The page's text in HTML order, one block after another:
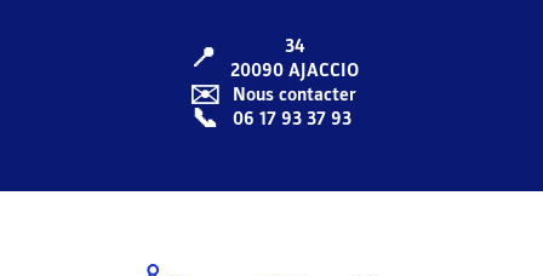
📍
34
20090 AJACCIO
✉️ Nous contacter
📞 06 17 93 37 93